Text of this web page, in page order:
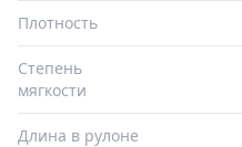
Плотность
Степень
мягкости
Длина в рулоне